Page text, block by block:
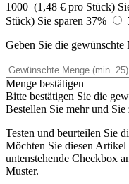
1000 (1,48 € pro Stück)
Stück) Sie sparen 37%
Geben Sie die gewünschte
Menge bestätigen
Bitte bestätigen Sie die
Bestellen Sie mehr und Sie
Testen und beurteilen Sie
Möchten Sie diesen
untenstehende Checkbox
Muster.